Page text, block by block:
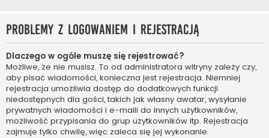
Problemy z logowaniem i rejestracją
Dlaczego w ogóle muszę się rejestrować?
Możliwe, że nie musisz. To od administratora witryny zależy czy,
aby pisać wiadomości, konieczna jest rejestracja. Niemniej
rejestracja umożliwia dostęp do dodatkowych funkcji
niedostępnych dla gości, takich jak własny awatar, wysyłanie
prywatnych wiadomości i e-maili do innych użytkowników,
możliwość przypisania do grup użytkowników itp. Rejestracja
zajmuje tylko chwilę, więc zaleca się jej wykonanie.